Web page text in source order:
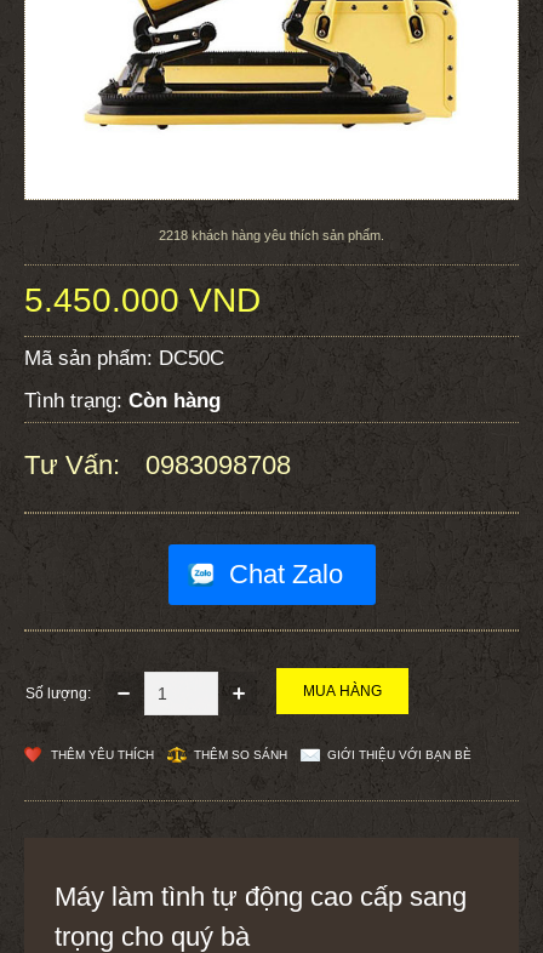
2218 khách hàng yêu thích sản phẩm.
5.450.000 VND
Mã sản phẩm: DC50C
Tình trạng: Còn hàng
Tư Vấn: 0983098708
Chat Zalo
Số lượng:
THÊM YÊU THÍCH THÊM SO SÁNH GIỚI THIỆU VỚI BẠN BÈ
Máy làm tình tự động cao cấp sang
trọng cho quý bà